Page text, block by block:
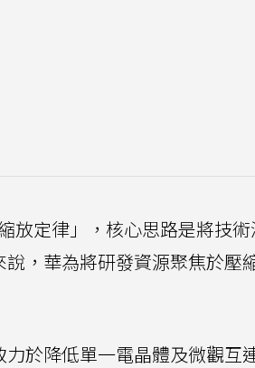
放定律」，核心思路是將技
，華為將研發資源聚焦於壓
力於降低單一電晶體及微觀互